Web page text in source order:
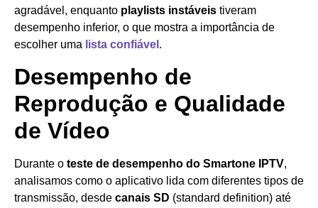
agradável, enquanto playlists instáveis tiveram
desempenho inferior, o que mostra a importância de
escolher uma lista confiável .
Desempenho de
Reprodução e Qualidade
de Vídeo
Durante o teste de desempenho do Smartone IPTV,
analisamos como o aplicativo lida com diferentes tipos de
transmissão, desde canais SD (standard definition) até